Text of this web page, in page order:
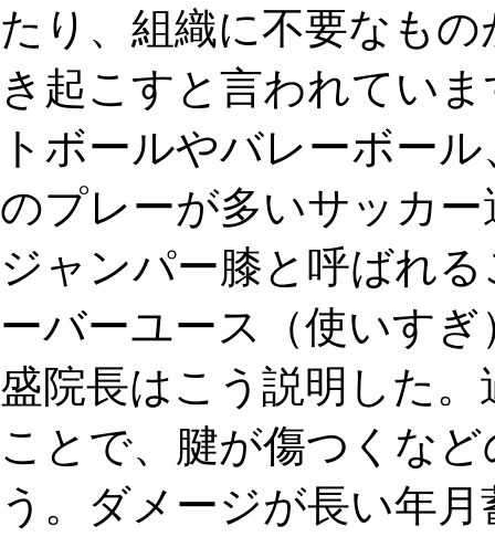
たり、組織に不要なも
き起こすと言われてい
トボールやバレーボー
のプレーが多いサッカ
ジャンパー膝と呼ばれ
ーバーユース（使いす
盛院長はこう説明した
ことで、腱が傷つくな
う。ダメージが長い年